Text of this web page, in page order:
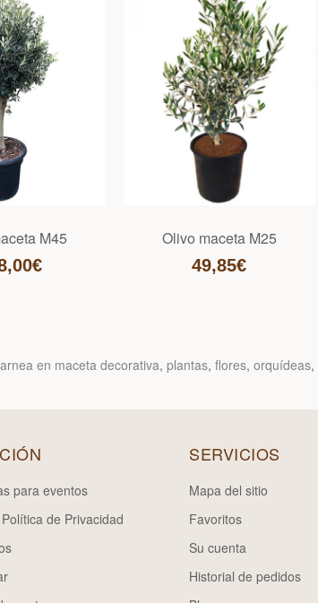
M45 Olivo maceta M25
49,85€
en maceta decorativa, plantas, flores, orquídeas,
para eventos
de Privacidad
SERVICIOS
Mapa del sitio
Favoritos
Su cuenta
Historial de pedidos